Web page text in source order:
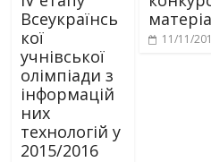
Всеукраїнсь
кої
учнівської
олімпіади з
інформацій
них
технологій у
2015/2016
11/11/